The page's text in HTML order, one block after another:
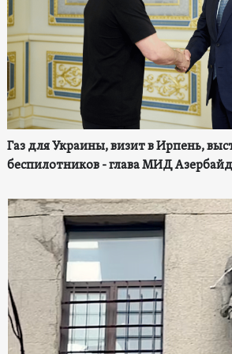
Газ для Украины, визит в Ирпень,
беспилотников - глава МИД